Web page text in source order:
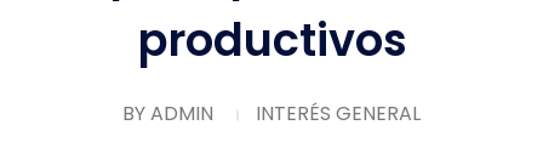
productivos
BYADMIN INTERÉS GENERAL